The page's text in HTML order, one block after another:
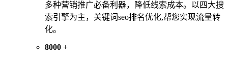
多种营销推广必备利器，降低线索成本。以四大搜
索引擎为主，关键词seo排名优化,帮您实现流量转
化。
8000 +